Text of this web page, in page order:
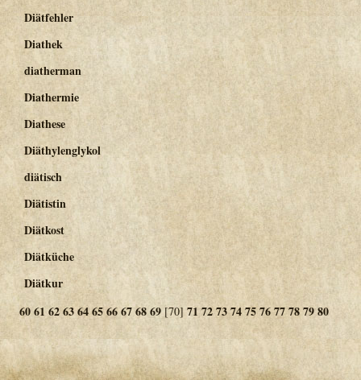
Diätfehler
Diathek
diatherman
Diathermie
Diathese
Diäthylenglykol
diätisch
Diätistin
Diätkost
Diätküche
Diätkur
6061 6263646566676869 [70] 71 727374757677787980